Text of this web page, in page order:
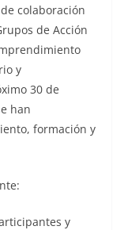
colaboración
de Acción
y
30 de
han
formación y
y